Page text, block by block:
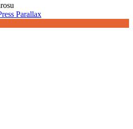
Parallax